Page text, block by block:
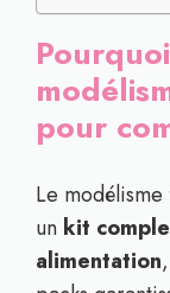
pour
Le
un kit
alimentation